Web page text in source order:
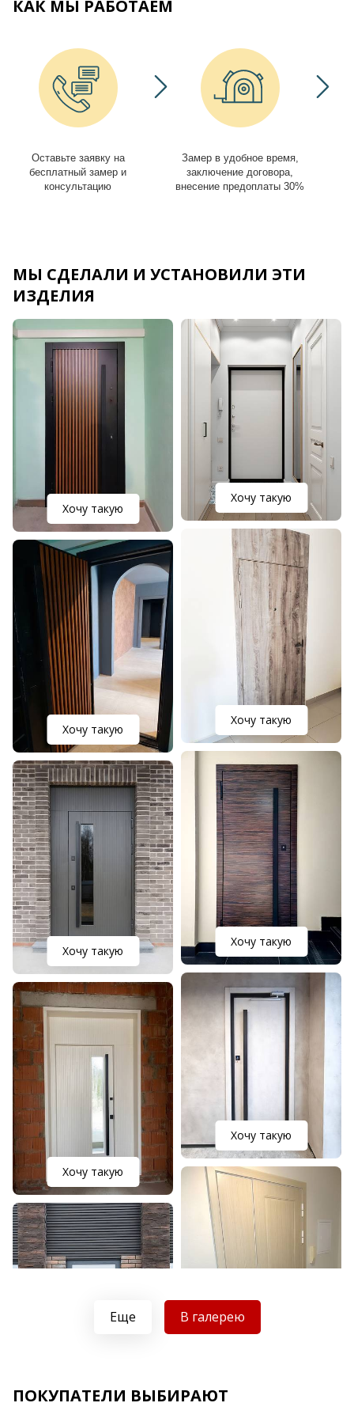
КАК МЫ РАБОТАЕМ
Оставьте заявку на
бесплатный замер и
консультацию
Замер в удобное время,
заключение договора,
внесение предоплаты 30%
МЫ СДЕЛАЛИ И УСТАНОВИЛИ ЭТИ
ИЗДЕЛИЯ
Хочу такую
Хочу такую
Хочу такую
Хочу такую
Хочу такую
Хочу такую
Хочу такую
Хочу такую
Еще В галерею
ПОКУПАТЕЛИ ВЫБИРАЮТ